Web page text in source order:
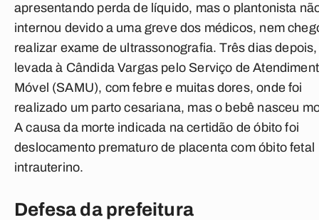
apresentando perda de líquido, mas o plantonista
internou devido a uma greve dos médicos, nem
realizar exame de ultrassonografia. Três dias
levada à Cândida Vargas pelo Serviço de
Móvel (SAMU), com febre e muitas dores, onde foi
realizado um parto cesariana, mas o bebê nasceu
A causa da morte indicada na certidão de óbito foi
deslocamento prematuro de placenta com óbito fetal
intrauterino.
Defesa da prefeitura